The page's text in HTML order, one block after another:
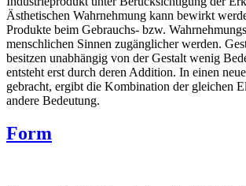
Ästhetischen Wahrnehmung kann bewirkt
Produkte beim Gebrauchs- bzw.
menschlichen Sinnen zugänglicher werden.
besitzen unabhängig von der Gestalt wenig
entsteht erst durch deren Addition. In einen
gebracht, ergibt die Kombination der gleichen
andere Bedeutung.
Form